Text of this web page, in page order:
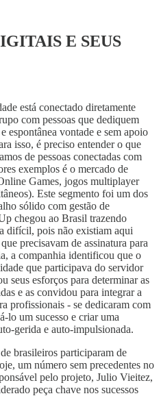
E SEUS
está conectado diretamente
com pessoas que dediquem
espontânea vontade e sem apoio
isso, é preciso entender o que
de pessoas conectadas com
exemplos é o mercado de
Games, jogos multiplayer
Este segmento foi um dos
sólido com gestão de
chegou ao Brasil trazendo
difícil, pois não existiam aqui
precisavam de assinatura para
a companhia identificou que o
que participava do servidor
seus esforços para determinar as
e as convidou para integrar a
profissionais - se dedicaram com
lo um sucesso e criar uma
gerida e auto-impulsionada.
brasileiros participaram de
um número sem precedentes no
pelo projeto, Julio Vieitez,
peça chave nos sucessos